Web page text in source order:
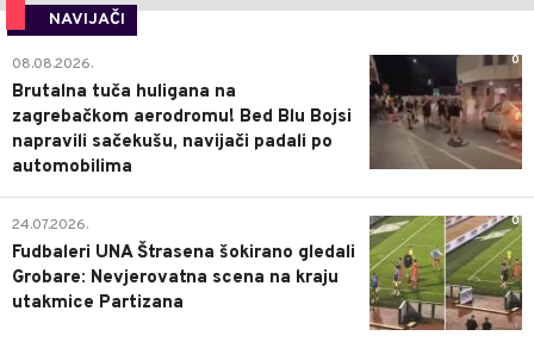
NAVIJAČI
0
08.08.2026.
Brutalna tuča huligana na
zagrebačkom aerodromu! Bed Blu Bojsi
napravili sačekušu, navijači padali po
automobilima
0
24.07.2026.
Fudbaleri UNA Štrasena šokirano gledali
Grobare: Nevjerovatna scena na kraju
utakmice Partizana